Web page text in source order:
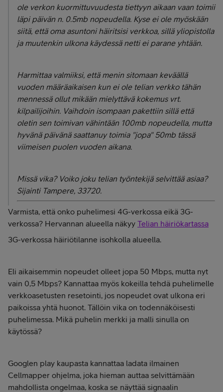
ole verkon kuormittuvuudesta tiettyyn aikaan vaan toimii
läpi päivän n. 0.5mb nopeudella. Kyse ei ole myöskään
siitä, että oma asuntoni häiritsisi verkkoa, sillä yliopistolla
ja muutenkin ulkona käydessä netti ei parane yhtään.
Harmittaa valmiiksi, että menin sitomaan keväällä
vuoden määräaikaisen kun ei ole telian verkko tähän
mennessä ollut mikään mielyttävä kokemus vrt.
kilpailijoihin. Vaihdoin isompaan pakettiin sillä että
oletin sen toimivan vähintään 100mb nopeudella, mutta
hyvänä päivänä saattanuy toimia "jopa" 50mb tässä
viimeisen puolen vuoden aikana.
Missä vika? Voiko joku telian työntekijä selvittää asiaa?
Sijainti Tampere, 33720.
Varmista, että onko puhelimesi 4G-verkossa eikä 3G-
verkossa? Hervannan alueella näkyy Telian häiriökartassa
3G-verkossa häiriötilanne isohkolla alueella.
Eli aikaisemmin nopeudet olleet jopa 50 Mbps, mutta nyt
vain 0,5 Mbps? Kannattaa myös kokeilla tehdä puhelimelle
verkkoasetusten resetointi, jos nopeudet ovat ulkona eri
paikoissa yhtä huonot. Tällöin vika on todennäköisesti
puhelimessa. Mikä puhelin merkki ja malli sinulla on
käytössä?
Googlen play kaupasta kannattaa ladata ilmainen
Cellmapper ohjelma, joka hieman auttaa selvittämään
mahdollista ongelmaa, koska se näyttää signaalin